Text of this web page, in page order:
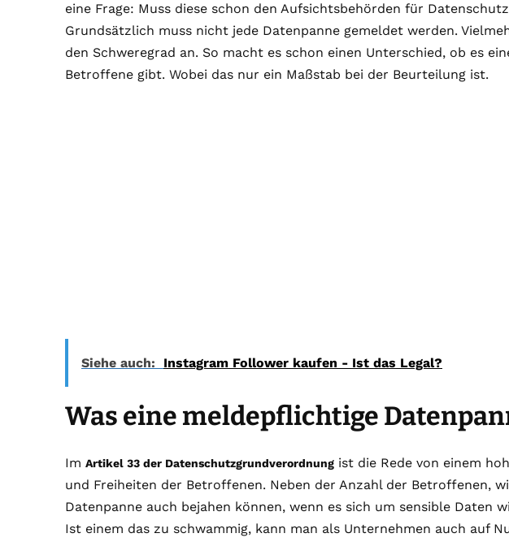
eine Frage: Muss diese schon den Aufsichtsbehörden für
Grundsätzlich muss nicht jede Datenpanne gemeldet werden.
den Schweregrad an. So macht es schon einen Unterschied, ob es
Betroffene gibt. Wobei das nur ein Maßstab bei der Beurteilung ist.
Siehe auch: Instagram Follower kaufen - Ist das Legal?
Was eine meldepflichtige
Im Artikel 33 der Datenschutzgrundverordnung ist die Rede von einem
und Freiheiten der Betroffenen. Neben der Anzahl der Betroffenen,
Datenpanne auch bejahen können, wenn es sich um sensible Daten
Ist einem das zu schwammig, kann man als Unternehmen auch auf